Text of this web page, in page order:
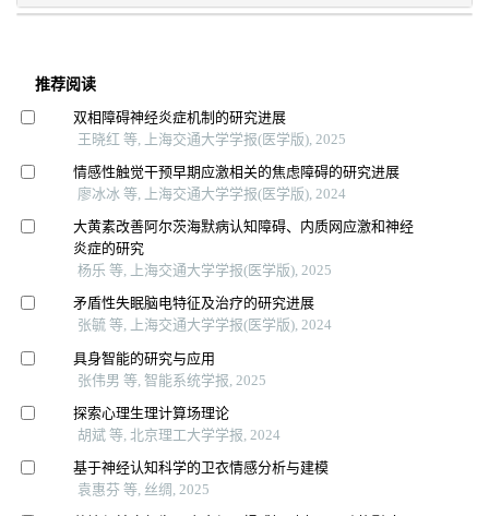
推荐阅读
双相障碍神经炎症机制的研究进展
王晓红 等, 上海交通大学学报(医学版), 2025
情感性触觉干预早期应激相关的焦虑障碍的研究进展
廖冰冰 等, 上海交通大学学报(医学版), 2024
大黄素改善阿尔茨海默病认知障碍、内质网应激和神经
炎症的研究
杨乐 等, 上海交通大学学报(医学版), 2025
矛盾性失眠脑电特征及治疗的研究进展
张毓 等, 上海交通大学学报(医学版), 2024
具身智能的研究与应用
张伟男 等, 智能系统学报, 2025
探索心理生理计算场理论
胡斌 等, 北京理工大学学报, 2024
基于神经认知科学的卫衣情感分析与建模
袁惠芬 等, 丝绸, 2025